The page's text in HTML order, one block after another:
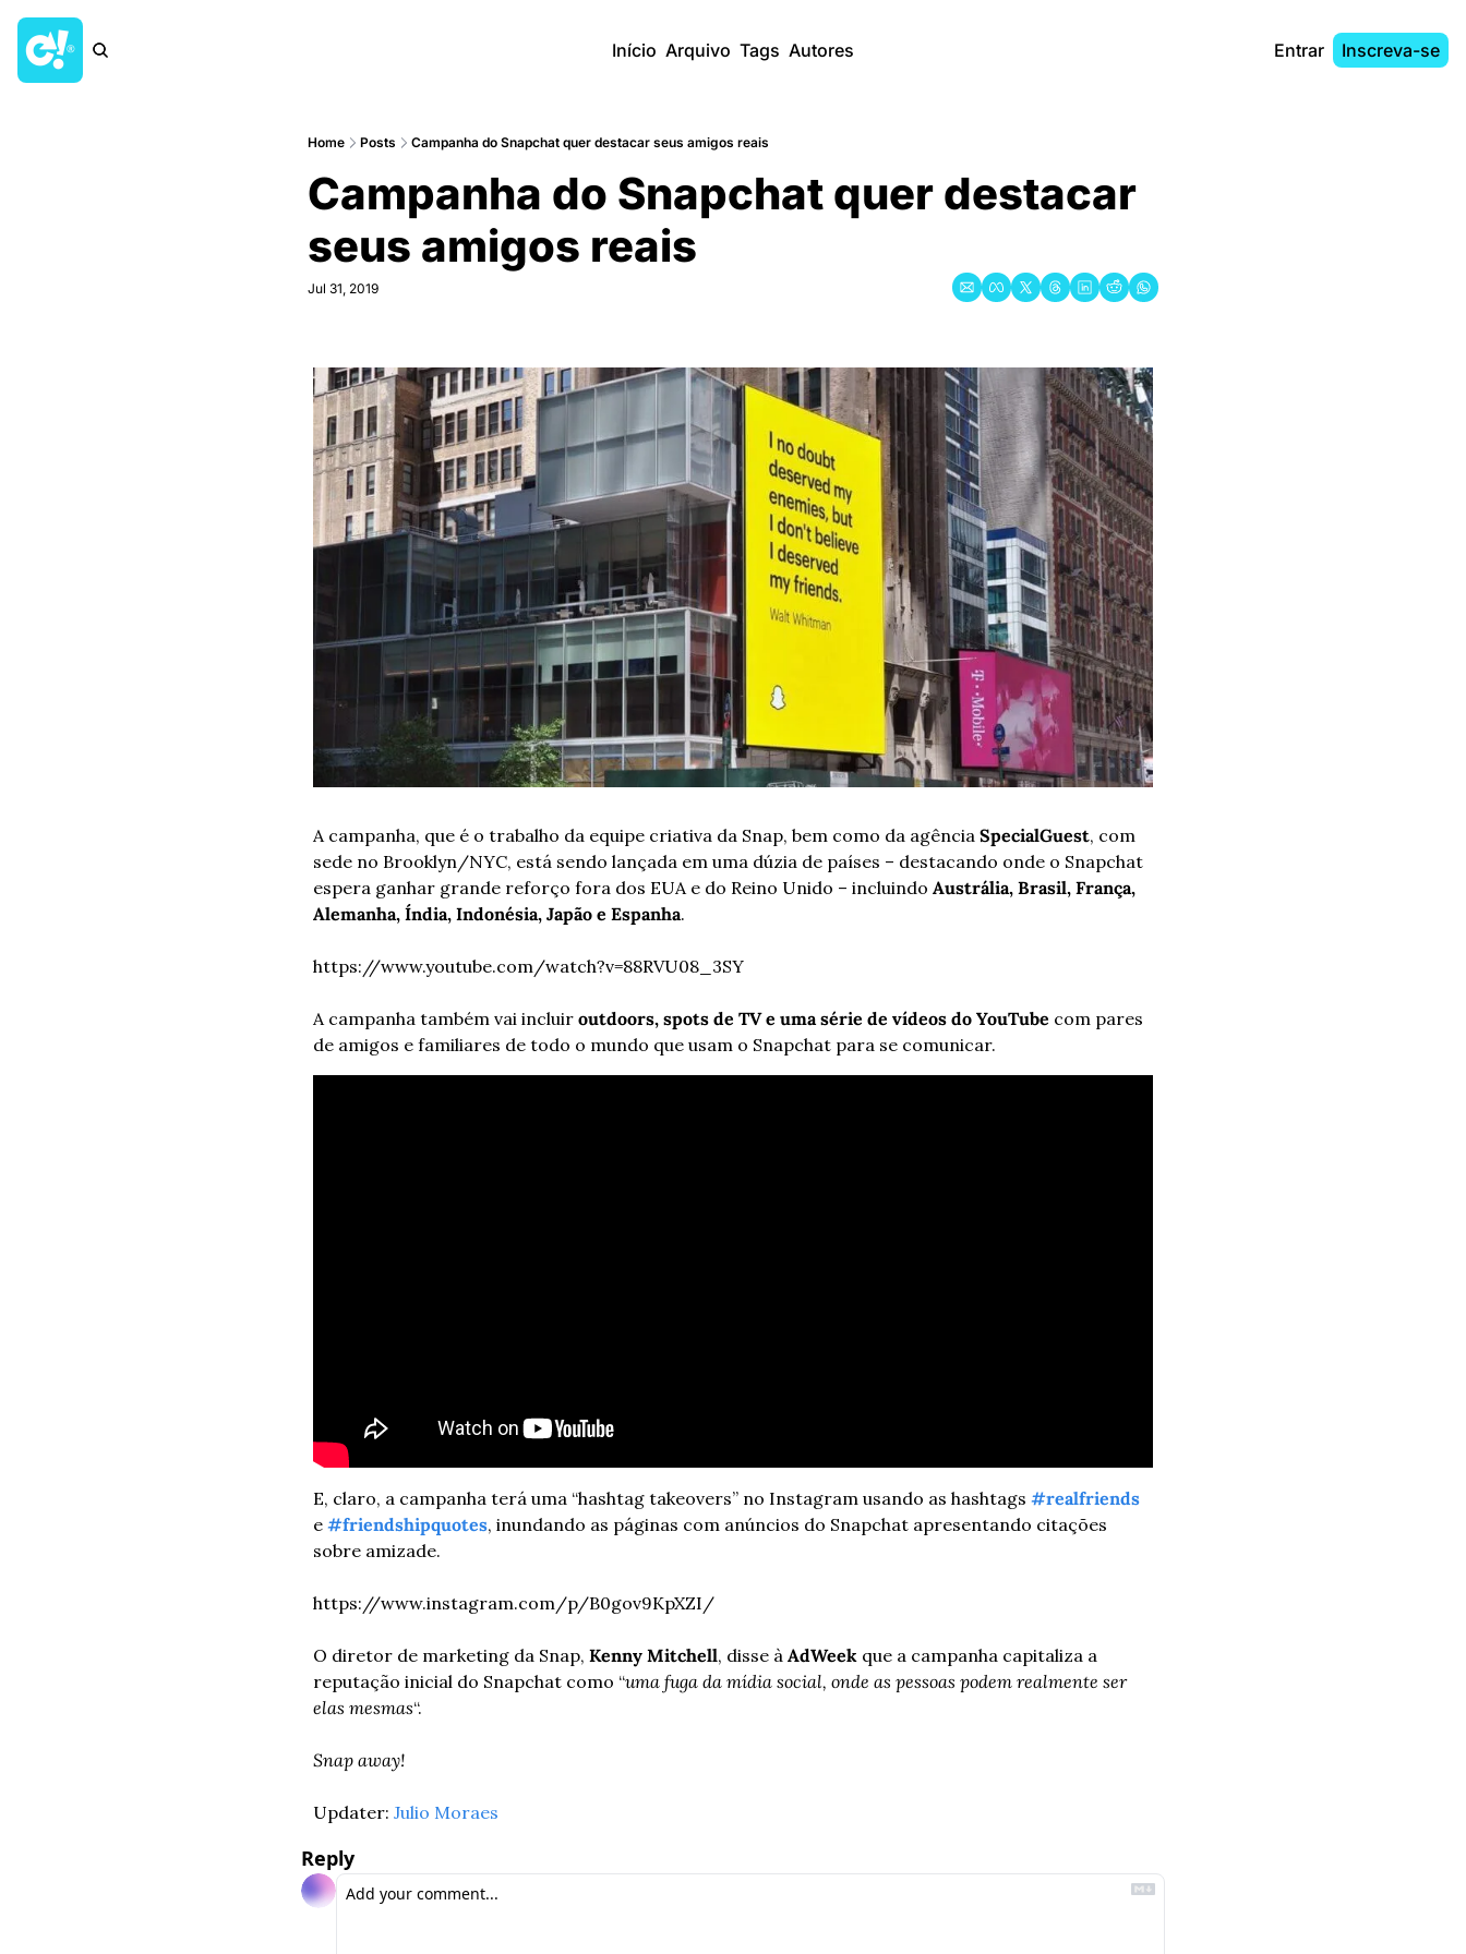
Início Arquivo Tags Autores Entrar Inscreva-se
Home Posts Campanha do Snapchat quer destacar seus amigos reais
Campanha do Snapchat quer destacar
seus amigos reais
Jul 31, 2019
A campanha, que é o trabalho da equipe criativa da Snap, bem como da agência SpecialGuest, com
sede no Brooklyn/NYC, está sendo lançada em uma dúzia de países – destacando onde o Snapchat
espera ganhar grande reforço fora dos EUA e do Reino Unido – incluindo Austrália, Brasil, França,
Alemanha, Índia, Indonésia, Japão e Espanha.
https://www.youtube.com/watch?v=88RVU08_3SY
A campanha também vai incluir outdoors, spots de TV e uma série de vídeos do YouTube com pares
de amigos e familiares de todo o mundo que usam o Snapchat para se comunicar.
E, claro, a campanha terá uma “hashtag takeovers” no Instagram usando as hashtags #realfriends
e #friendshipquotes, inundando as páginas com anúncios do Snapchat apresentando citações
sobre amizade.
https://www.instagram.com/p/B0gov9KpXZI/
O diretor de marketing da Snap, Kenny Mitchell, disse à AdWeek que a campanha capitaliza a
reputação inicial do Snapchat como “uma fuga da mídia social, onde as pessoas podem realmente ser
elas mesmas“.
Snap away!
Updater: Julio Moraes
Reply